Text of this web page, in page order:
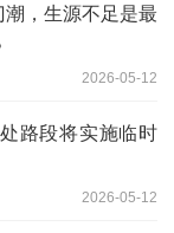
，生源不足是最
2026-05-12
路段将实施临时
2026-05-12